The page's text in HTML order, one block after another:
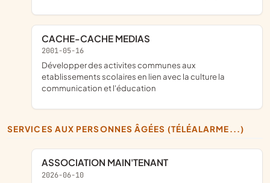
CACHE-CACHE MEDIAS
2001-05-16
développer des activites communes aux
etablissements scolaires en lien avec la culture la
communication et l'éducation
SERVICES AUX PERSONNES ÂGÉES (TÉLÉALARME...)
ASSOCIATION MAIN'TENANT
2026-06-10